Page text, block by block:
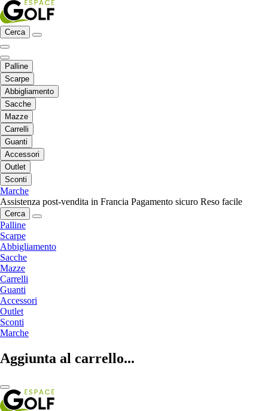
Cerca
Palline
Scarpe
Abbigliamento
Sacche
Mazze
Carrelli
Guanti
Accessori
Outlet
Sconti
Marche
Assistenza post-vendita in Francia Pagamento sicuro Reso facile
Cerca
Palline
Scarpe
Abbigliamento
Sacche
Mazze
Carrelli
Guanti
Accessori
Outlet
Sconti
Marche
Aggiunta al carrello...